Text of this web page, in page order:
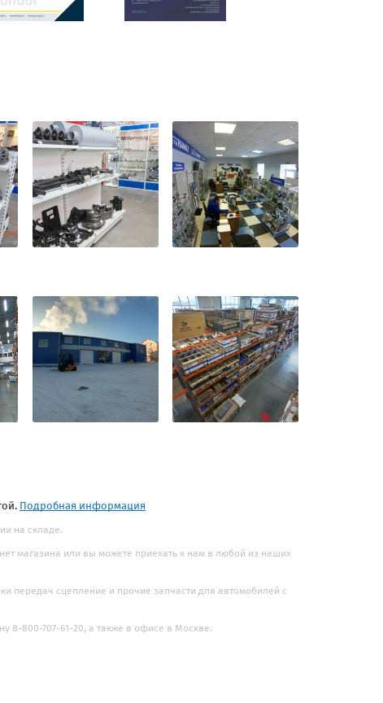
Подробная информация
на складе.
магазина или вы можете приехать к нам в любой из наших
передач сцепление и прочие запчасти для автомобилей с
8-800-707-61-20, а также в офисе в Москве.